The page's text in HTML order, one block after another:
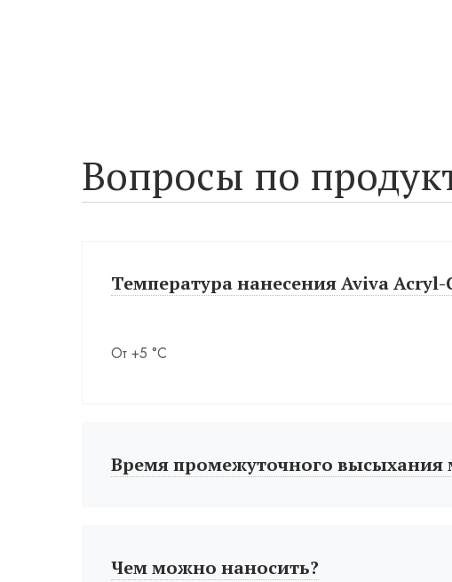
Вопросы по
Температура нанесения Aviva Acryl-
От +5 °С
Время промежуточного высыхания
Чем можно наносить?